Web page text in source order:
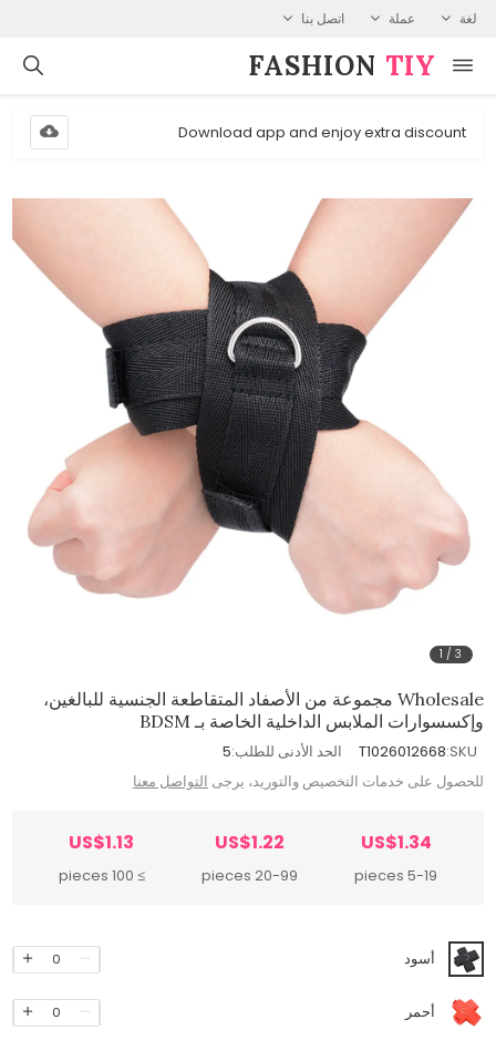
لغة عملة اتصل بنا
FASHION⁠ TIY
Download app and enjoy extra discount
1 /3
Wholesale مجموعة من الأصفاد المتقاطعة الجنسية للبالغين،
وإكسسوارات الملابس الداخلية الخاصة بـ BDSM
SKU:
T1026012668 الحد الأدنى للطلب:5
للحصول على خدمات التخصيص والتوريد، يرجى التواصل معنا
US$1.34
5-19 pieces
US$1.22
20-99 pieces
US$1.13
≥ 100 pieces
أسود 0
أحمر 0